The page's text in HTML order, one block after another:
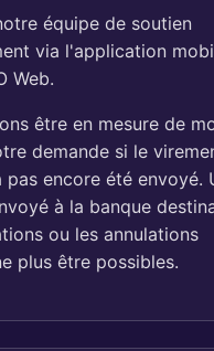
équipe de soutien
via l'application
Web.
être en mesure de
demande si le
pas encore été envoyé.
à la banque
ou les annulations
plus être possibles.